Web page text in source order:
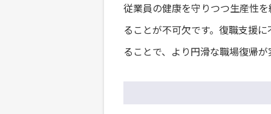
従業員の健康を守りつつ生産性
ることが不可欠です。復職支援
ることで、より円滑な職場復帰が